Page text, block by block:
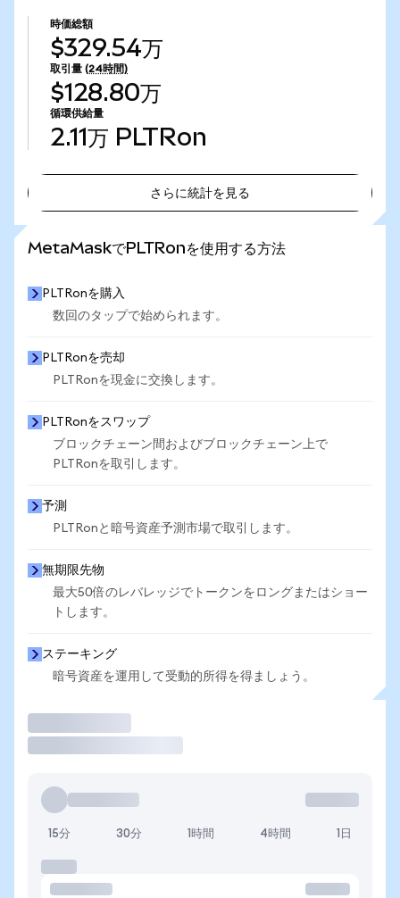
時価総額
$329.54万
取引量 (24時間)
$128.80万
循環供給量
2.11万 PLTRon
さらに統計を見る
MetaMaskでPLTRonを使用する方法
PLTRonを購入
数回のタップで始められます。
PLTRonを売却
PLTRonを現金に交換します。
PLTRonをスワップ
ブロックチェーン間およびブロックチェーン上で
PLTRonを取引します。
予測
PLTRonと暗号資産予測市場で取引します。
無期限先物
最大50倍のレバレッジでトークンをロングまたはショー
トします。
ステーキング
暗号資産を運用して受動的所得を得ましょう。
15分 30分 1時間 4時間 1日